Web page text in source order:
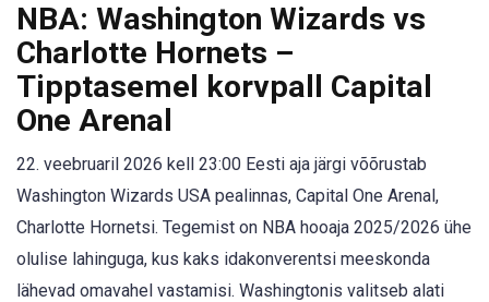
NBA: Washington Wizards vs
Charlotte Hornets –
Tipptasemel korvpall Capital
One Arenal
22. veebruaril 2026 kell 23:00 Eesti aja järgi võõrustab
Washington Wizards USA pealinnas, Capital One Arenal,
Charlotte Hornetsi. Tegemist on NBA hooaja 2025/2026 ühe
olulise lahinguga, kus kaks idakonverentsi meeskonda
lähevad omavahel vastamisi. Washingtonis valitseb alati